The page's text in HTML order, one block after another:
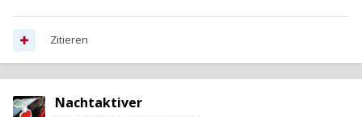
Zitieren
Nachtaktiver